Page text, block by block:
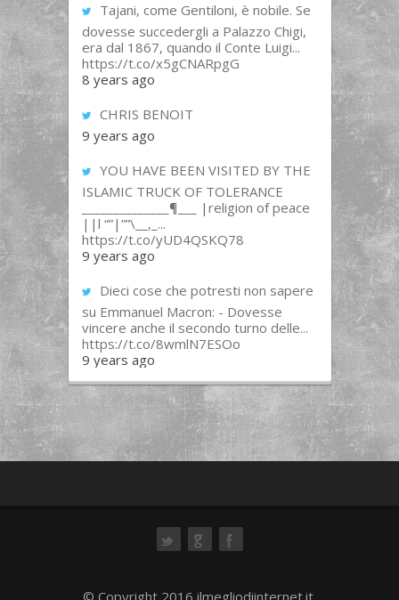
Tajani, come Gentiloni, è nobile. Se
dovesse succedergli a Palazzo Chigi,
era dal 1867, quando il Conte Luigi...
https://t.co/x5gCNARpgG
8 years ago
CHRIS BENOIT
9 years ago
YOU HAVE BEEN VISITED BY THE
ISLAMIC TRUCK OF TOLERANCE
______________¶___ |religion of peace
||l “”|””\__,_...
https://t.co/yUD4QSKQ78
9 years ago
Dieci cose che potresti non sapere
su Emmanuel Macron: - Dovesse
vincere anche il secondo turno delle...
https://t.co/8wmlN7ESOo
9 years ago
© Copyright 2016 ilmegliodiinternet.it.